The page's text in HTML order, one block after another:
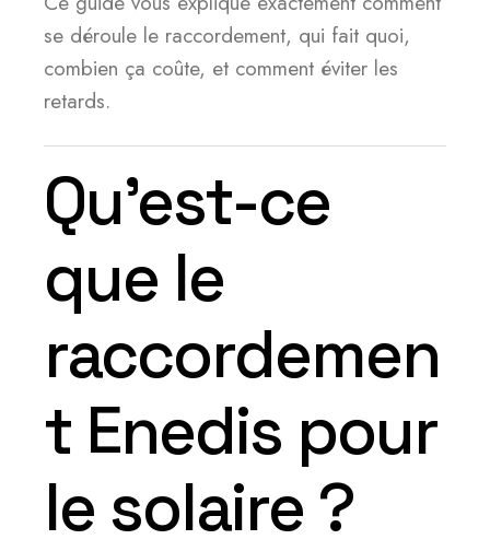
se déroule le raccordement, qui fait quoi,
combien ça coûte, et comment éviter les
retards.
Qu’est-ce
que le
raccordemen
t Enedis pour
le solaire ?